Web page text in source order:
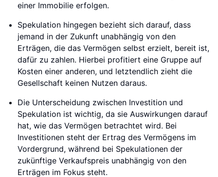
einer Immobilie erfolgen.
Spekulation hingegen bezieht sich darauf, dass
jemand in der Zukunft unabhängig von den
Erträgen, die das Vermögen selbst erzielt, bereit ist,
dafür zu zahlen. Hierbei profitiert eine Gruppe auf
Kosten einer anderen, und letztendlich zieht die
Gesellschaft keinen Nutzen daraus.
Die Unterscheidung zwischen Investition und
Spekulation ist wichtig, da sie Auswirkungen darauf
hat, wie das Vermögen betrachtet wird. Bei
Investitionen steht der Ertrag des Vermögens im
Vordergrund, während bei Spekulationen der
zukünftige Verkaufspreis unabhängig von den
Erträgen im Fokus steht.